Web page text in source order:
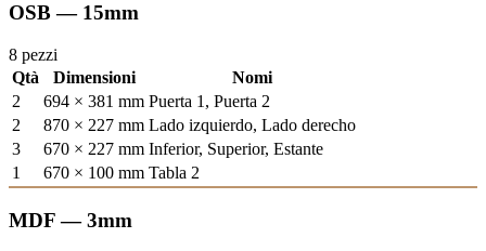
OSB — 15mm
8 pezzi
Qtà
Dimensioni
Nomi
2
694 × 381 mm Puerta 1, Puerta 2
2
870 × 227 mm Lado izquierdo, Lado derecho
3
670 × 227 mm Inferior, Superior, Estante
1
670 × 100 mm Tabla 2
MDF — 3mm